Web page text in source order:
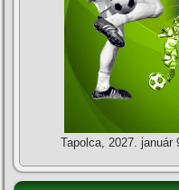
Tapolca, 2027. január